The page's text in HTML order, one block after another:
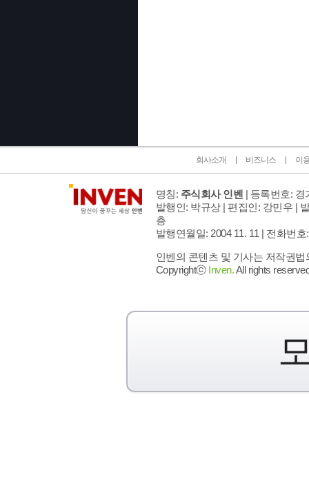
회사소개 비즈니스 이
명칭: 주식회사 인벤 | 등록번호: 경
발행인: 박규상 | 편집인: 강민우 |
층
발행연월일: 2004 11. 11 | 전화번호
인벤의 콘텐츠 및 기사는 저작권
Copyrightⓒ Inven.All rights